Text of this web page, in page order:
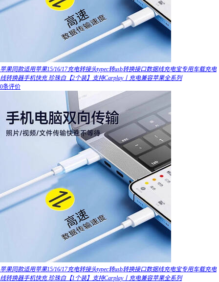
苹果同款适用苹果15/16/17充电转接头typec转usb转换接口数据线充电宝专用车载充电
线转换器手机快充 珍珠白【2个装】支持Carplay丨充电兼容苹果全系列
0条评价
苹果同款适用苹果15/16/17充电转接头typec转usb转换接口数据线充电宝专用车载充电
线转换器手机快充 珍珠白【1个装】支持Carplay丨充电兼容苹果全系列